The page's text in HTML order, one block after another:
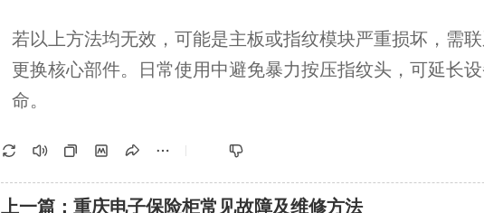
若以上方法均无效，可能是主板或指纹模块严重损坏，需
更换核心部件。日常使用中避免暴力按压指纹头，可延长
命。
上一篇：重庆电子保险柜常见故障及维修方法